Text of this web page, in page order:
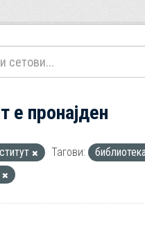
е пронајден
Тагови: